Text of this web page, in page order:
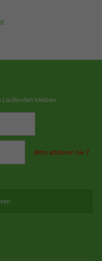
bleiben
Bitte addieren Sie 7